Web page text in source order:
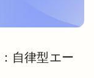
自律型エー